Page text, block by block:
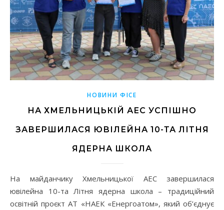
НОВИНИ ФІСЕ
НА ХМЕЛЬНИЦЬКІЙ АЕС УСПІШНО
ЗАВЕРШИЛАСЯ ЮВІЛЕЙНА 10-ТА ЛІТНЯ
ЯДЕРНА ШКОЛА
На майданчику Хмельницької АЕС завершилася
ювілейна 10-та Літня ядерна школа – традиційний
освітній проєкт АТ «НАЕК «Енергоатом», який об’єднує